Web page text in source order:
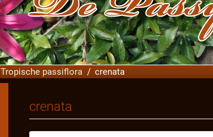
Tropische passiflora crenata
crenata